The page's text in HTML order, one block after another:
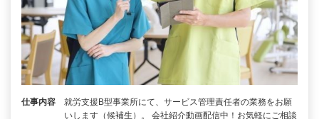
仕事内容
就労支援B型事業所にて、サービス管理責任者の業務をお願
いします（候補生）。 会社紹介動画配信中！お気軽にご相談